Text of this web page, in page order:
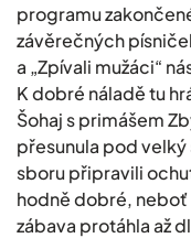
programu
závěrečných
a „Zpívali mužáci“
K dobré náladě tu
Šohaj s primášem
přesunula pod
sboru připravili
hodně dobré, neboť
zábava protáhla až